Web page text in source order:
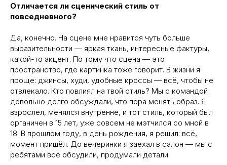
Отличается ли сценический стиль от
повседневного?
Да, конечно. На сцене мне нравится чуть больше
выразительности — яркая ткань, интересные фактуры,
какой-то акцент. По тому что сцена — это
пространство, где картинка тоже говорит. В жизни я
проще: джинсы, худи, удобные кроссы — всё, чтобы не
отвлекало. Кто повлиял на твой стиль? Мы с командой
довольно долго обсуждали, что пора менять образ. Я
взрослел, менялся внутренне, и тот стиль, который был
органичен в 15 лет, уже совсем не мэтчился со мной в
18. В прошлом году, в день рождения, я решил: всё,
момент пришёл. До вечеринки я заехал в салон — мы с
ребятами всё обсудили, продумали детали.